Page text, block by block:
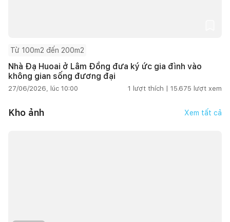
Từ 100m2 đến 200m2
Nhà Đạ Huoai ở Lâm Đồng đưa ký ức gia đình vào
không gian sống đương đại
27/06/2026, lúc 10:00 1 lượt thích | 15.675 lượt xem
Kho ảnh Xem tất cả